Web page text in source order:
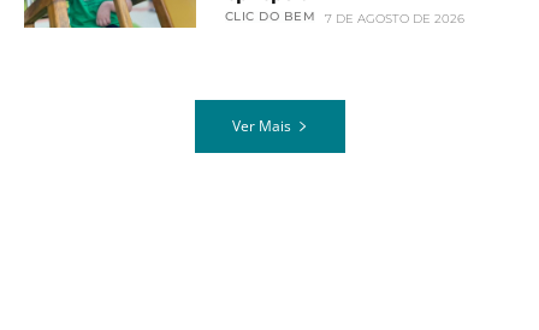
CLIC DO BEM 7 DE AGOSTO DE 2026
Ver Mais